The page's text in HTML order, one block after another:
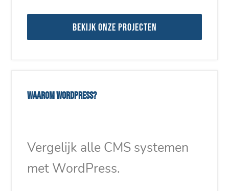
Bekijk onze projecten
Waarom WordPress?
Vergelijk alle CMS systemen
met WordPress.